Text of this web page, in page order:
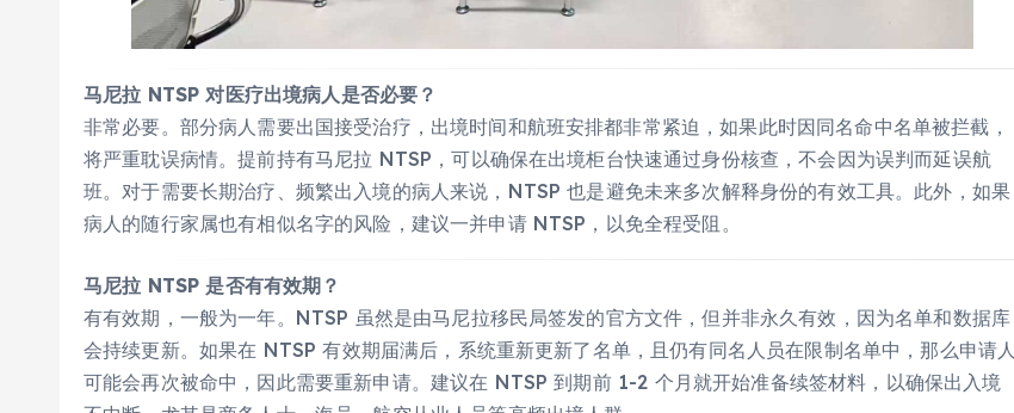
马尼拉 NTSP 对医疗出境病人是否必要？
非常必要。部分病人需要出国接受治疗，出境时间和航班安排都非常紧迫，如果此时因同名命中名单被拦截，
将严重耽误病情。提前持有马尼拉 NTSP，可以确保在出境柜台快速通过身份核查，不会因为误判而延误航
班。对于需要长期治疗、频繁出入境的病人来说，NTSP 也是避免未来多次解释身份的有效工具。此外，如果
病人的随行家属也有相似名字的风险，建议一并申请 NTSP，以免全程受阻。
马尼拉 NTSP 是否有有效期？
有有效期，一般为一年。NTSP 虽然是由马尼拉移民局签发的官方文件，但并非永久有效，因为名单和数据库
会持续更新。如果在 NTSP 有效期届满后，系统重新更新了名单，且仍有同名人员在限制名单中，那么申请人
可能会再次被命中，因此需要重新申请。建议在 NTSP 到期前 1-2 个月就开始准备续签材料，以确保出入境